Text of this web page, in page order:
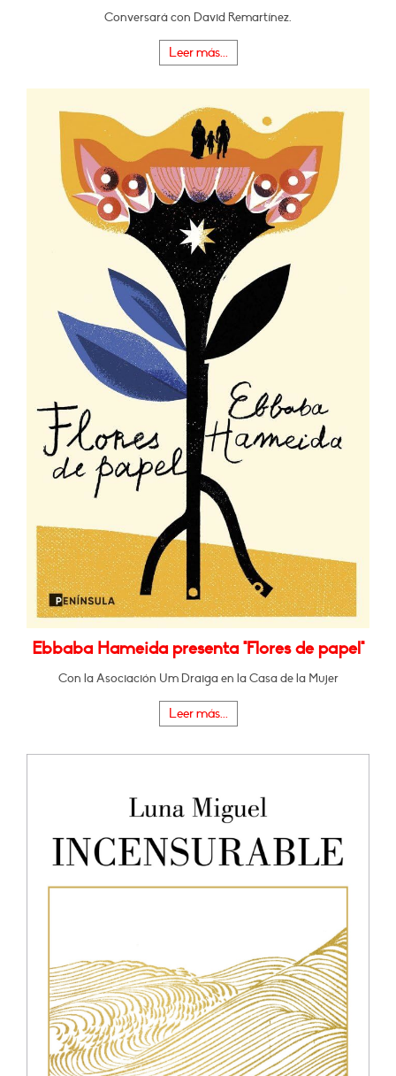
Conversará con David Remartínez.
Leer más...
Ebbaba Hameida presenta "Flores de papel"
Con la Asociación Um Draiga en la Casa de la Mujer
Leer más...